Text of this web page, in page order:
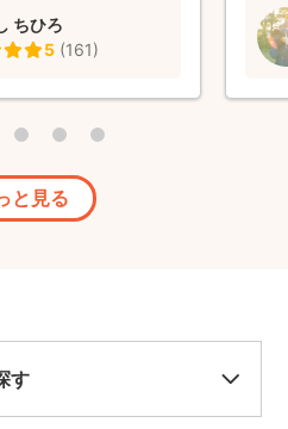
満足です！私達夫婦の
してくださっていて、
お世話になりたい、
んでした♪
ちひろ
5 (161)
と見る
す